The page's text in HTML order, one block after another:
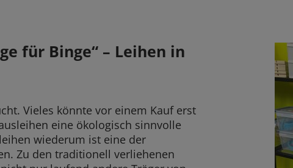
für Binge“ – Leihen in
Vieles könnte vor einem Kauf erst
eine ökologisch sinnvolle
wiederum ist eine der
Zu den traditionell verliehenen